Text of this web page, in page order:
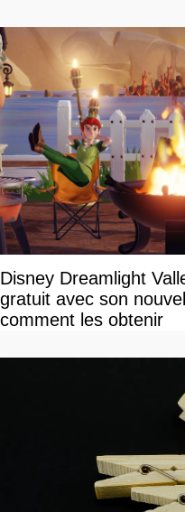
Disney Dreamlight
gratuit avec son
comment les obtenir